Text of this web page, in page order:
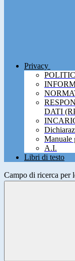
Privacy
DATI
Manuale
A.I.
Libri di testo
Campo di ricerca per